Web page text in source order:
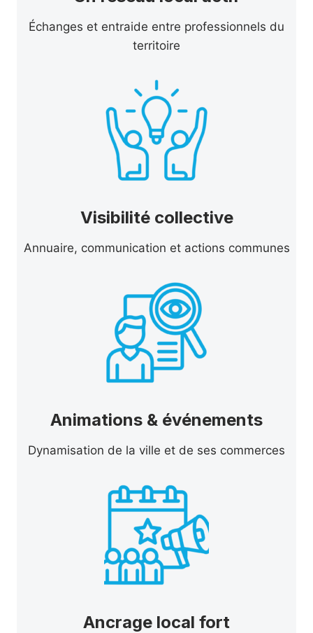
Échanges et entraide entre professionnels du
territoire
Visibilité collective
Annuaire, communication et actions communes
Animations & événements
Dynamisation de la ville et de ses commerces
Ancrage local fort